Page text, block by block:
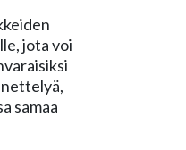
jota voi
samaa